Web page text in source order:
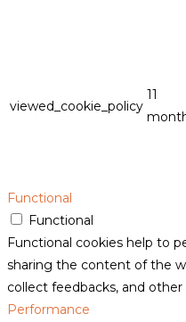
viewed_cookie_policy
11
Functional
Functional
Functional cookies help to
sharing the content of the
collect feedbacks, and
Performance